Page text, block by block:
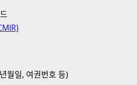
월일, 여권번호 등)